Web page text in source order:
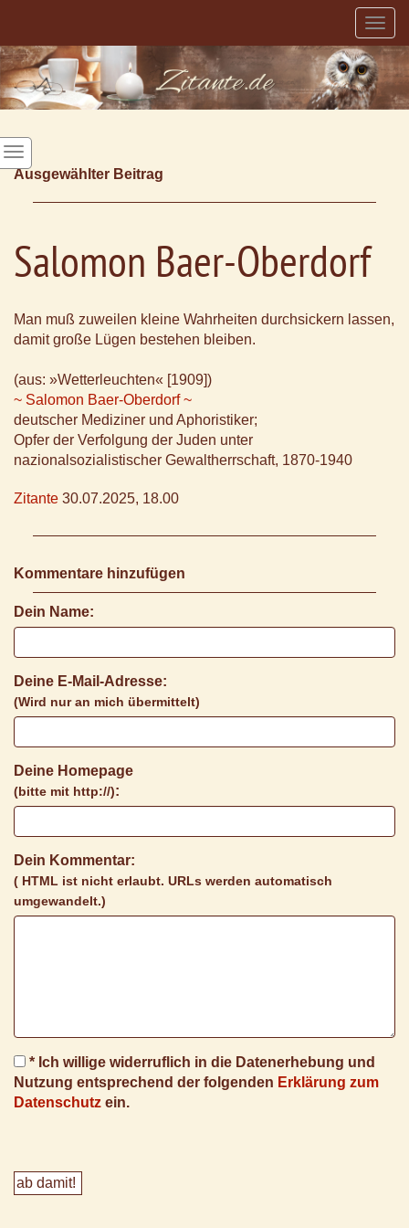
Ausgewählter Beitrag
Salomon Baer-Oberdorf
Man muß zuweilen kleine Wahrheiten durchsickern lassen,
damit große Lügen bestehen bleiben.
(aus: »Wetterleuchten« [1909])
~ Salomon Baer-Oberdorf ~
deutscher Mediziner und Aphoristiker;
Opfer der Verfolgung der Juden unter
nazionalsozialistischer Gewaltherrschaft, 1870-1940
Zitante 30.07.2025, 18.00
Kommentare hinzufügen
Dein Name:
Deine E-Mail-Adresse:
(Wird nur an mich übermittelt)
Deine Homepage
(bitte mit http://):
Dein Kommentar:
( HTML ist nicht erlaubt. URLs werden automatisch
umgewandelt.)
* Ich willige widerruflich in die Datenerhebung und
Nutzung entsprechend der folgenden Erklärung zum
Datenschutz ein.